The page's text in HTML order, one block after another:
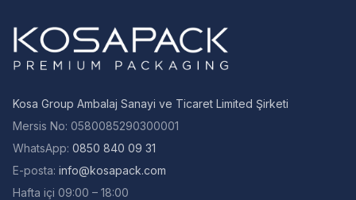
Kosa Group Ambalaj Sanayi ve Ticaret Limited Şirketi
Mersis No: 0580085290300001
WhatsApp: 0850 840 09 31
E-posta: info@kosapack.com
Hafta içi 09:00 – 18:00